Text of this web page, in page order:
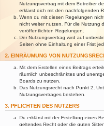
Nutzungsvertrag mit dem Betreiber
erklärst dich mit den nachfolgenden
Wenn du mit diesen Regelungen
nicht weiter nutzen. Für die Nutzung
veröffentlichten Regelungen.
Der Nutzungsvertrag wird auf
Seiten ohne Einhaltung einer Frist
2. EINRÄUMUNG VON
Mit dem Erstellen eines Beitrags
räumlich unbeschränktes und
Boards zu nutzen.
Das Nutzungsrecht nach Punkt 2,
Nutzungsvertrages bestehen.
3. PFLICHTEN DES NUTZERS
Du erklärst mit der Erstellung eines
geltendes Recht oder die guten